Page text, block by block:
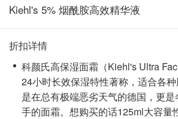
Kiehl's 5% 烟酰胺高效精华液
折扣详情
科颜氏高保湿面霜（Kiehl's Ultra
24小时长效保湿特性著称，适合各
是在总有极端恶劣天气的德国，更
手的面霜。想购买的话125ml大容量